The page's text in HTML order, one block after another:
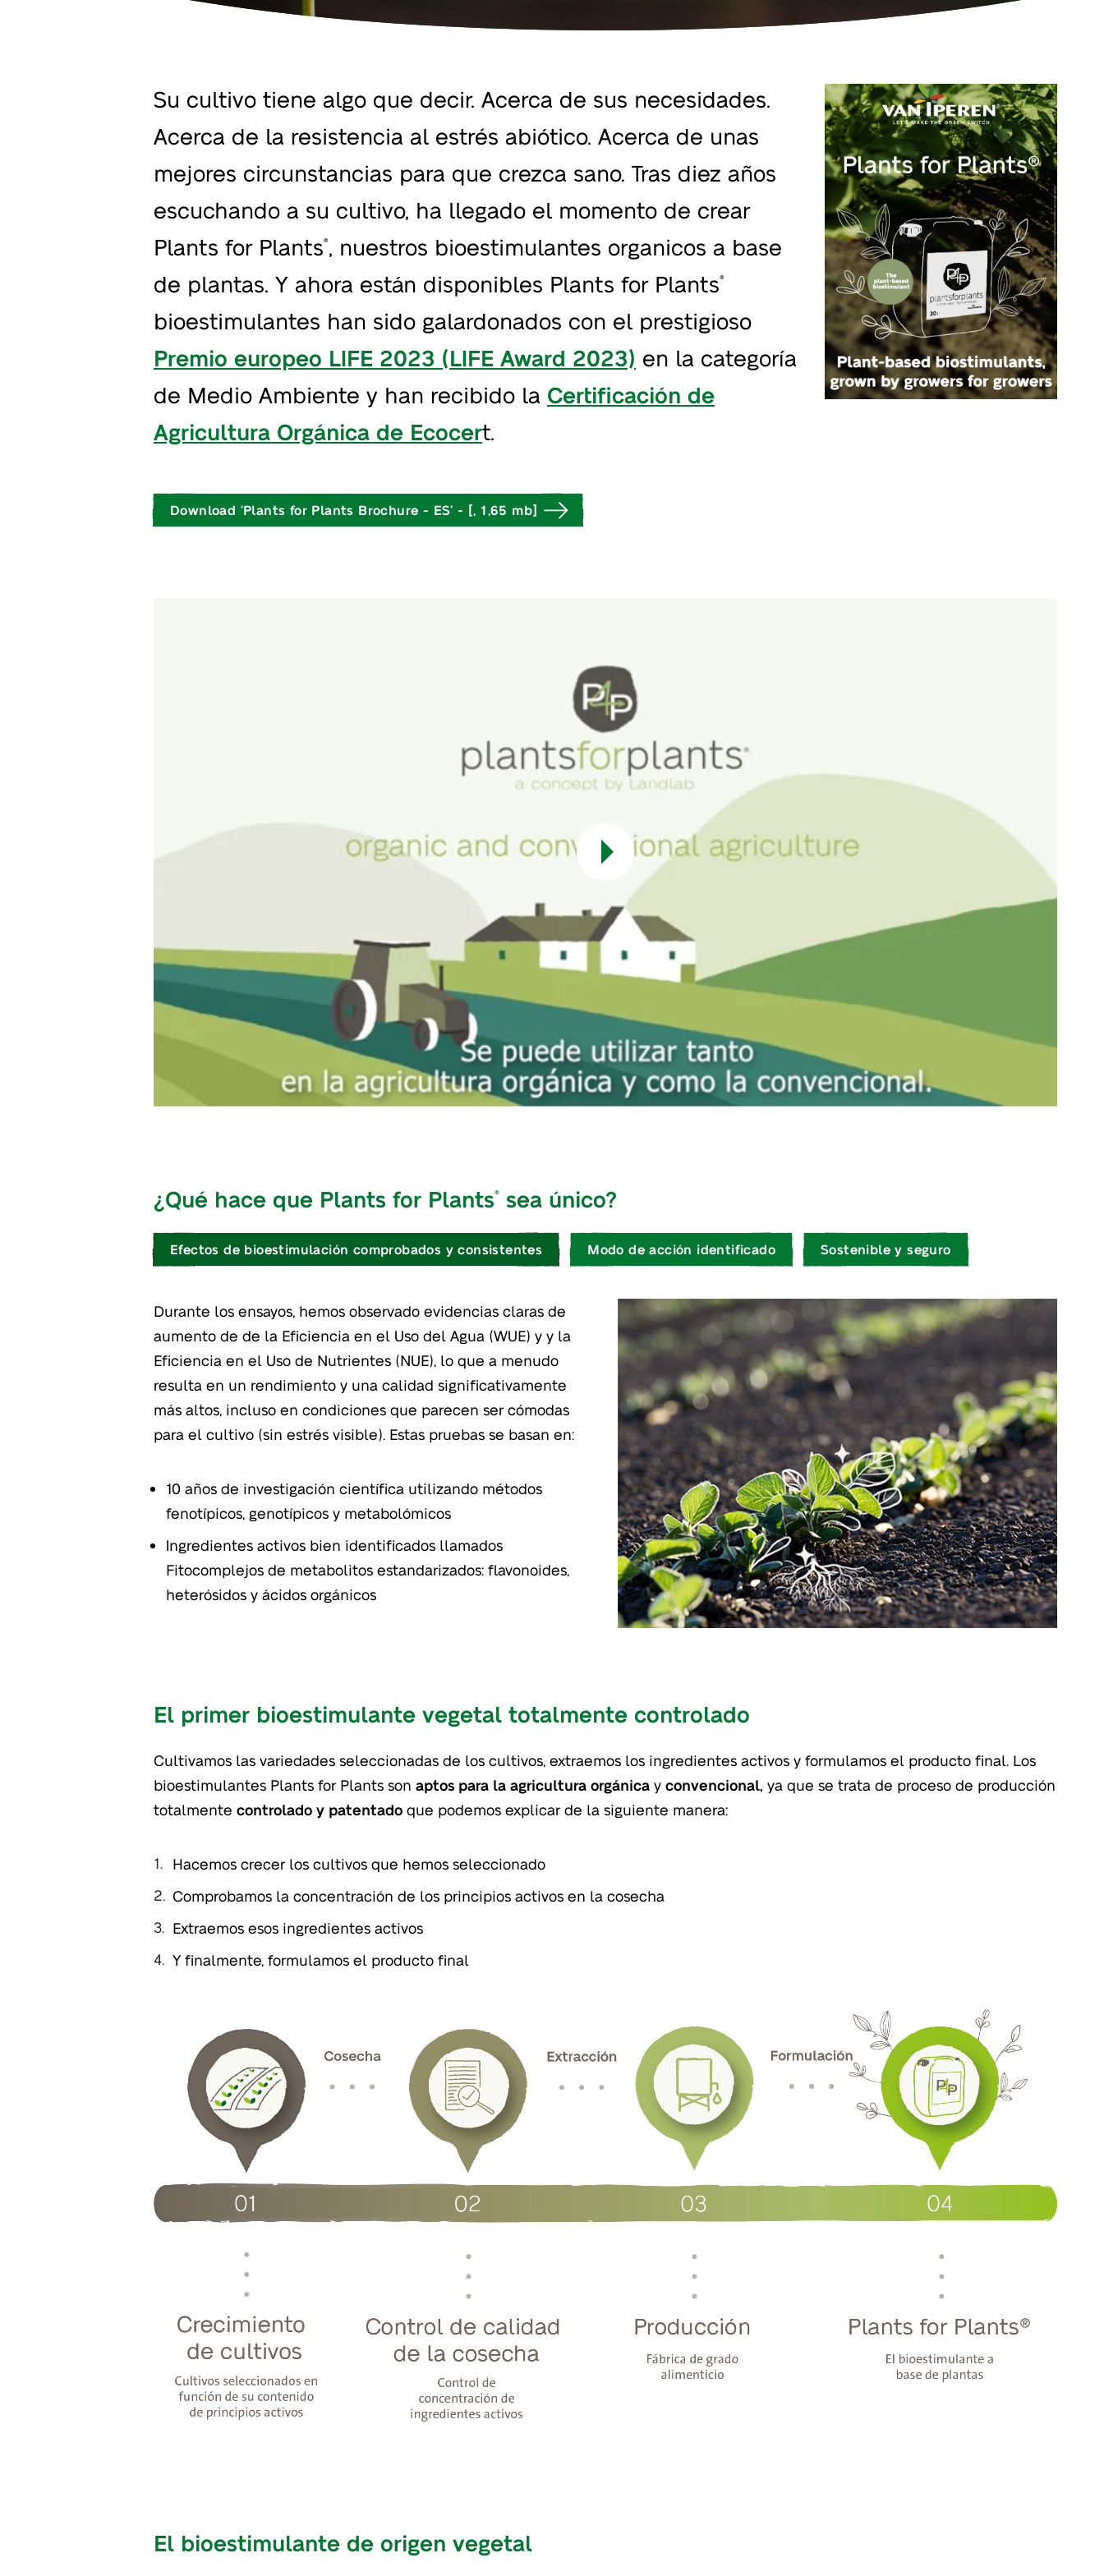
Su cultivo tiene algo que decir. Acerca de sus necesidades.
Acerca de la resistencia al estrés abiótico. Acerca de unas
mejores circunstancias para que crezca sano. Tras diez años
escuchando a su cultivo, ha llegado el momento de crear
Plants for Plants®, nuestros bioestimulantes organicos a base
de plantas. Y ahora están disponibles Plants for Plants®
bioestimulantes han sido galardonados con el prestigioso
Premio europeo LIFE 2023 (LIFE Award 2023) en la categoría
de Medio Ambiente y han recibido la Certificación de
Agricultura Orgánica de Ecocert.
Download ‘Plants for Plants Brochure - ES’ - [, 1,65 mb]
¿Qué hace que Plants for Plants® sea único?
Efectos de bioestimulación comprobados y consistentes Modo de acción identificado Sostenible y seguro
Durante los ensayos, hemos observado evidencias claras de
aumento de de la Eficiencia en el Uso del Agua (WUE) y y la
Eficiencia en el Uso de Nutrientes (NUE), lo que a menudo
resulta en un rendimiento y una calidad significativamente
más altos, incluso en condiciones que parecen ser cómodas
para el cultivo (sin estrés visible). Estas pruebas se basan en:
10 años de investigación científica utilizando métodos
fenotípicos, genotípicos y metabolómicos
Ingredientes activos bien identificados llamados
Fitocomplejos de metabolitos estandarizados: flavonoides,
heterósidos y ácidos orgánicos
El primer bioestimulante vegetal totalmente controlado
Cultivamos las variedades seleccionadas de los cultivos, extraemos los ingredientes activos y formulamos el producto final. Los
bioestimulantes Plants for Plants son aptos para la agricultura orgánica y convencional, ya que se trata de proceso de producción
totalmente controlado y patentado que podemos explicar de la siguiente manera:
Hacemos crecer los cultivos que hemos seleccionado
Comprobamos la concentración de los principios activos en la cosecha
Extraemos esos ingredientes activos
Y finalmente, formulamos el producto final
El bioestimulante de origen vegetal